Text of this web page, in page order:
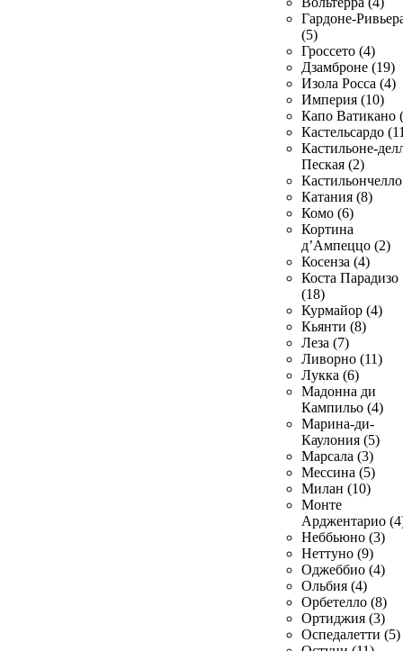
Гардоне-
(5)
Гроссето (4)
Дзамброне (19)
Изола Росса (4)
Империя (10)
Капо Ватикано
Кастельсардо
Кастильоне-
Пеская (2)
Катания (8)
Комо (6)
Кортина
д’Ампеццо (2)
Косенза (4)
Коста Парадизо
(18)
Курмайор (4)
Кьянти (8)
Леза (7)
Ливорно (11)
Лукка (6)
Мадонна ди
Кампильо (4)
Марина-ди-
Каулония (5)
Марсала (3)
Мессина (5)
Милан (10)
Монте
Арджентарио
Неббьюно (3)
Неттуно (9)
Оджеббио (4)
Ольбия (4)
Орбетелло (8)
Ортиджия (3)
Оспедалетти (5)